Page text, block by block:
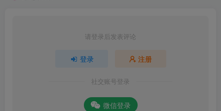
请登录后发表评论
登录 注册
社交账号登录
微信登录